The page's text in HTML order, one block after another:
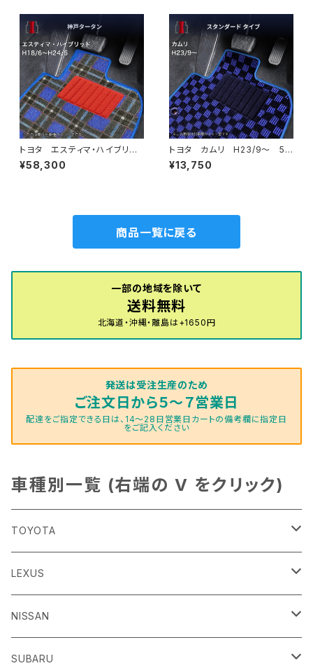
トヨタ エスティマ・ハイブリッ
ド H18/6〜H24/5（前期） 2
0系 フロアマット一式 カーマ
¥58,300
トヨタ カムリ H23/9〜 5
0/70系 フロアマット一式 カ
ーマット スタンダードタイプ
¥13,750
商品一覧に戻る
一部の地域を除いて
送料無料
北海道・沖縄・離島は+1650円
発送は受注生産のため
ご注文日から５～７営業日
配達をご指定できる日は、14～28日営業日カートの備考欄に指定日
をご記入ください
車種別一覧 (右端の V をクリック)
TOYOTA
86
H24/4～R3/8 ZN6
GR86
R3/10～ ZN8
ｂＢ
LEXUS
ＣＴ
H23/1～R4/11
ＥＳ
NISSAN
ＡＤ
SUBARU